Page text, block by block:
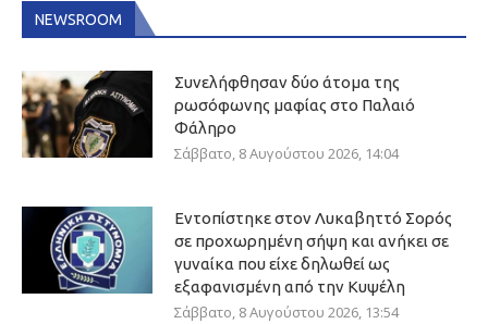
NEWSROOM
Συνελήφθησαν δύο άτομα της
ρωσόφωνης μαφίας στο Παλαιό
Φάληρο
Σάββατο, 8 Αυγούστου 2026, 14:04
Εντοπίστηκε στον Λυκαβηττό Σορός
σε προχωρημένη σήψη και ανήκει σε
γυναίκα που είχε δηλωθεί ως
εξαφανισμένη από την Κυψέλη
Σάββατο, 8 Αυγούστου 2026, 13:54